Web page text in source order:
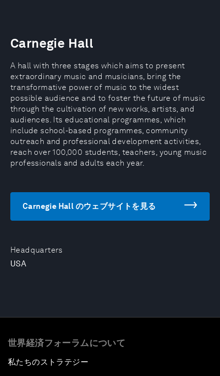
Headquarters
USA
Carnegie Hall
A hall with three stages which aims to present
extraordinary music and musicians, bring the
transformative power of music to the widest
possible audience and to foster the future of music
through the cultivation of new works, artists, and
audiences. Its educational programmes, which
include school-based programmes, community
outreach and professional development activities,
reach over 100,000 students, teachers, young music
professionals and adults each year.
Carnegie Hall のウェブサイトを見る
世界経済フォーラムについて
私たちのストラテジー